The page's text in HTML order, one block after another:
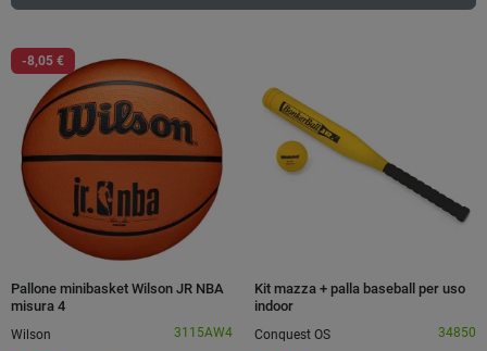
-8,05 €
Pallone minibasket Wilson JR NBA
misura 4
Wilson
3115AW4
Kit mazza + palla baseball per uso
indoor
Conquest OS
34850